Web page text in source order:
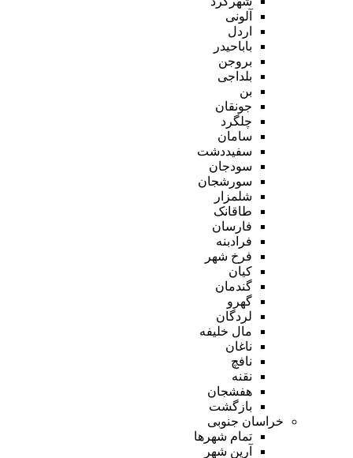
آلونی
اردل
باباحیدر
بروجن
بلداجی
بن
جونقان
چلگرد
سامان
سفیددشت
سودجان
سورشجان
شلمزار
طاقانک
فارسان
فرادبنه
فرخ شهر
کیان
گندمان
گهرو
لردگان
مال خلیفه
ناغان
نافچ
نقنه
هفشجان
بازگشت
خراسان جنوبی
تمام شهر‌ها
آرین شهر